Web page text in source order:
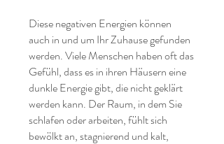
Diese negativen Energien können
auch in und um Ihr Zuhause gefunden
werden. Viele Menschen haben oft das
Gefühl, dass es in ihren Häusern eine
dunkle Energie gibt, die nicht geklärt
werden kann. Der Raum, in dem Sie
schlafen oder arbeiten, fühlt sich
bewölkt an, stagnierend und kalt,